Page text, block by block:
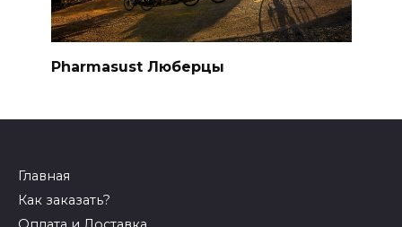
Pharmasust Люберцы
Главная
Как заказать?